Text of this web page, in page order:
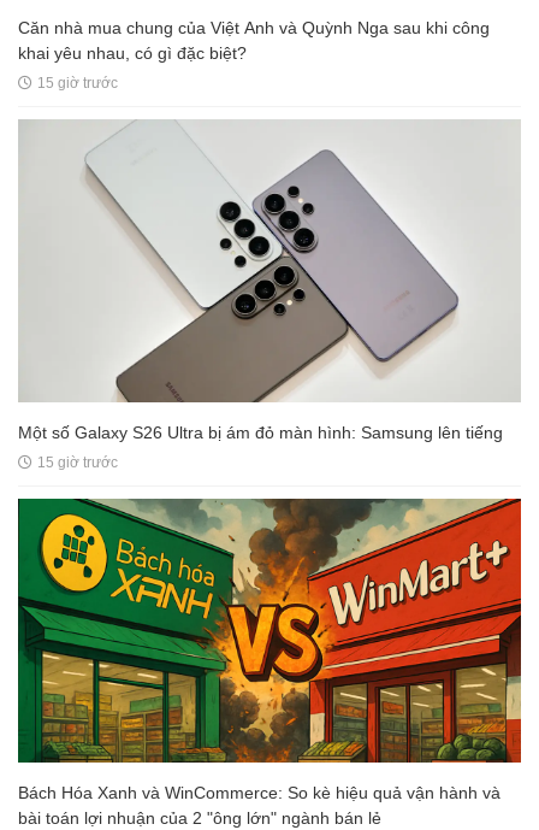
Căn nhà mua chung của Việt Anh và Quỳnh Nga sau khi công
khai yêu nhau, có gì đặc biệt?
15 giờ trước
Một số Galaxy S26 Ultra bị ám đỏ màn hình: Samsung lên tiếng
15 giờ trước
Bách Hóa Xanh và WinCommerce: So kè hiệu quả vận hành và
bài toán lợi nhuận của 2 "ông lớn" ngành bán lẻ